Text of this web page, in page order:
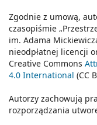
Zgodnie z umową,
czasopiśmie
im. Adama
nieodpłatnej licencji
Creative Commons
4.0 International (CC
Autorzy zachowują
rozporządzania